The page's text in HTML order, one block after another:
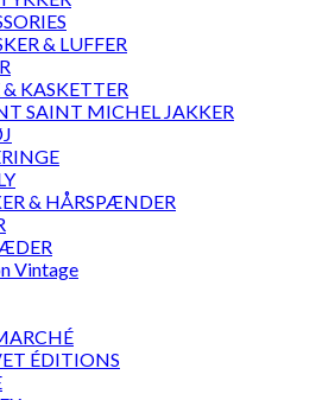
& LUFFER
KASKETTER
SAINT MICHEL JAKKER
& HÅRSPÆNDER
Vintage
ÉDITIONS